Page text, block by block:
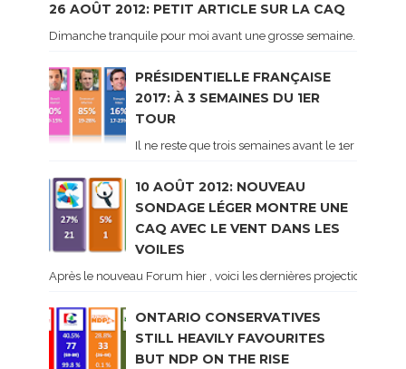
26 AOÛT 2012: PETIT ARTICLE SUR LA CAQ
Dimanche tranquile pour moi avant une grosse semaine. Voici
PRÉSIDENTIELLE FRANÇAISE
2017: À 3 SEMAINES DU 1ER
TOUR
Il ne reste que trois semaines avant le 1er tour de
10 AOÛT 2012: NOUVEAU
SONDAGE LÉGER MONTRE UNE
CAQ AVEC LE VENT DANS LES
VOILES
Après le nouveau Forum hier , voici les dernières projections
ONTARIO CONSERVATIVES
STILL HEAVILY FAVOURITES
BUT NDP ON THE RISE